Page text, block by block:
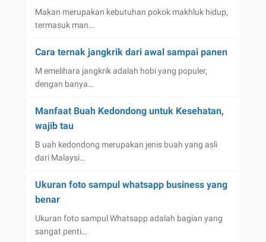
Makan merupakan kebutuhan pokok makhluk hidup,
termasuk man…
Cara ternak jangkrik dari awal sampai panen
M emelihara jangkrik adalah hobi yang populer,
dengan banya…
Manfaat Buah Kedondong untuk Kesehatan,
wajib tau
B uah kedondong merupakan jenis buah yang asli
dari Malaysi…
Ukuran foto sampul whatsapp business yang
benar
Ukuran foto sampul Whatsapp adalah bagian yang
sangat penti…